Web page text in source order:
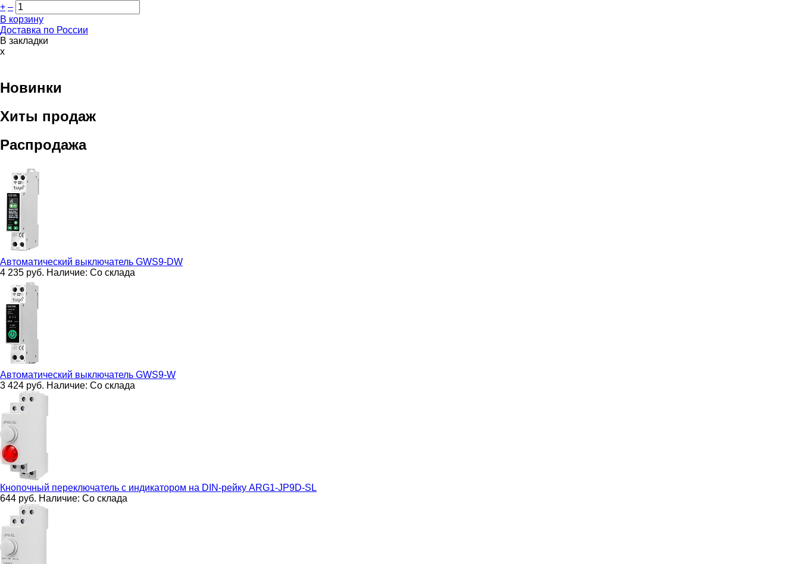
+ –
В корзину
Доставка по России
В закладки
x
Новинки
Хиты продаж
Распродажа
Автоматический выключатель GWS9-DW
4 235 руб. Наличие: Со склада
Автоматический выключатель GWS9-W
3 424 руб. Наличие: Со склада
Кнопочный переключатель с индикатором на DIN-рейку ARG1-JP9D-SL
644 руб. Наличие: Со склада